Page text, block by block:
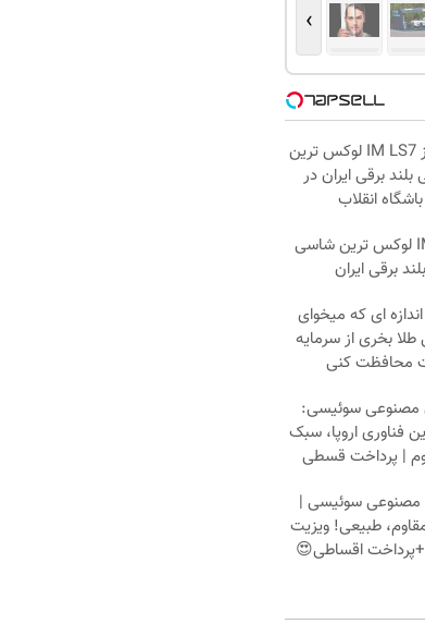
›
بازدید از IM LS7 لوکس ترین
برقی ایران در
باشگاه انقلاب
IM LS7 لوکس ترین شاسی
بلند برقی ایران
ای که میخوای
طلا بخری از سرمایه
محافظت کنی
مصنوعی سوئیسی:
فناوری اروپا، سبک
| پرداخت قسطی
مصنوعی سوئیسی |
طبیعی! ویزیت
اقساطی😍